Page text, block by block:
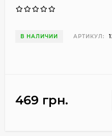
В НАЛИЧИИ АРТИКУЛ:
469 грн.